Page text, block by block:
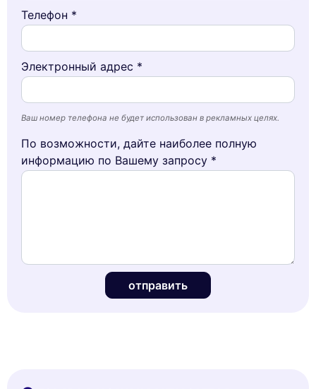
Телефон *
Электронный адрес *
Ваш номер телефона не будет использован в рекламных целях.
По возможности, дайте наиболее полную
информацию по Вашему запросу *
отправить